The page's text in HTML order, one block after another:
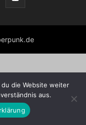
die Website weiter
aus.